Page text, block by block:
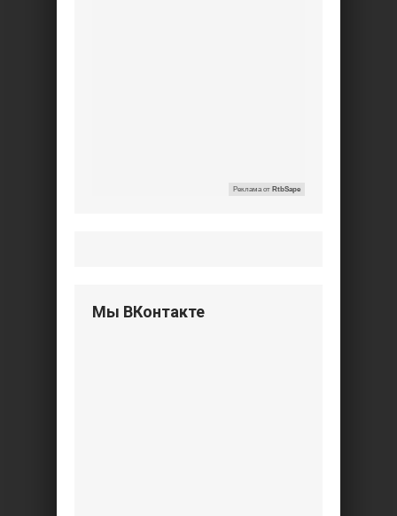
Реклама от RtbSape
Мы ВКонтакте